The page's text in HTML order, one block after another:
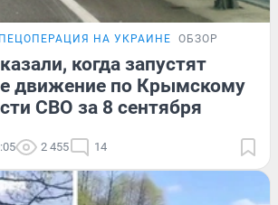
НА УКРАИНЕ ОБЗОР
когда запустят
движение по Крымскому
СВО за 8 сентября
2 455 14